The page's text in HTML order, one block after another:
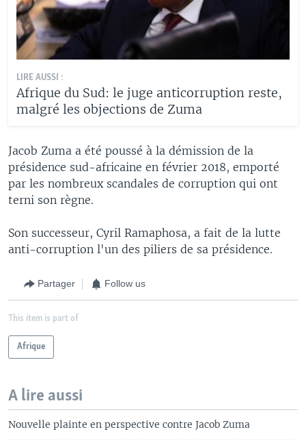
LIRE AUSSI :
Afrique du Sud: le juge anticorruption reste,
malgré les objections de Zuma
Jacob Zuma a été poussé à la démission de la
présidence sud-africaine en février 2018, emporté
par les nombreux scandales de corruption qui ont
terni son règne.
Son successeur, Cyril Ramaphosa, a fait de la lutte
anti-corruption l'un des piliers de sa présidence.
Partager Follow us
This item is part of
Afrique
A lire aussi
Nouvelle plainte en perspective contre Jacob Zuma